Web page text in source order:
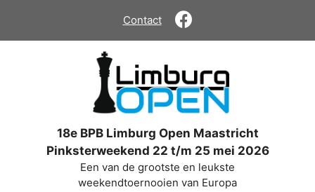
de
Contact
18e BPB Limburg Open Maastricht
Pinksterweekend 22 t/m 25 mei 2026
Een van de grootste en leukste
weekendtoernooien van Europa